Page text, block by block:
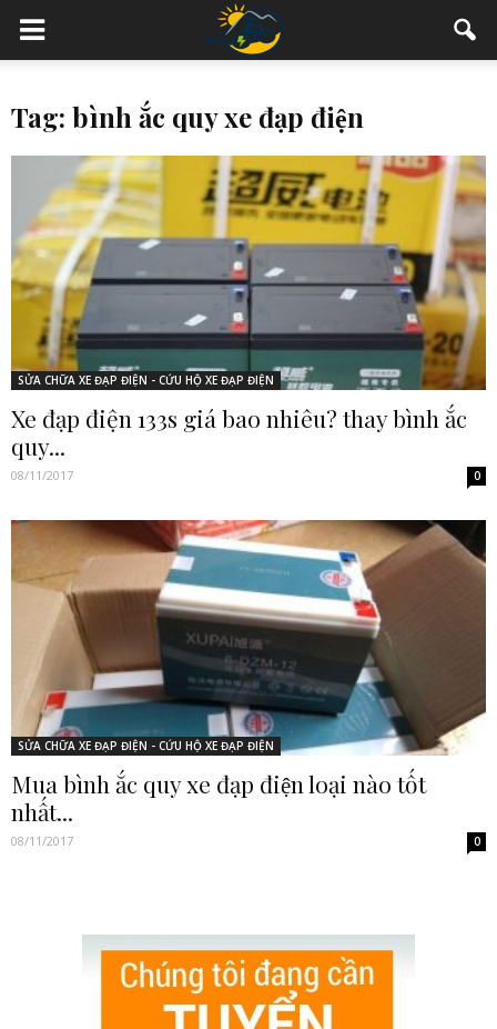
Tag: bình ắc quy xe đạp điện
SỬA CHỮA XE ĐẠP ĐIỆN - CỨU HỘ XE ĐẠP ĐIỆN
Xe đạp điện 133s giá bao nhiêu? thay bình ắc
quy...
08/11/2017 0
SỬA CHỮA XE ĐẠP ĐIỆN - CỨU HỘ XE ĐẠP ĐIỆN
Mua bình ắc quy xe đạp điện loại nào tốt
nhất...
08/11/2017 0